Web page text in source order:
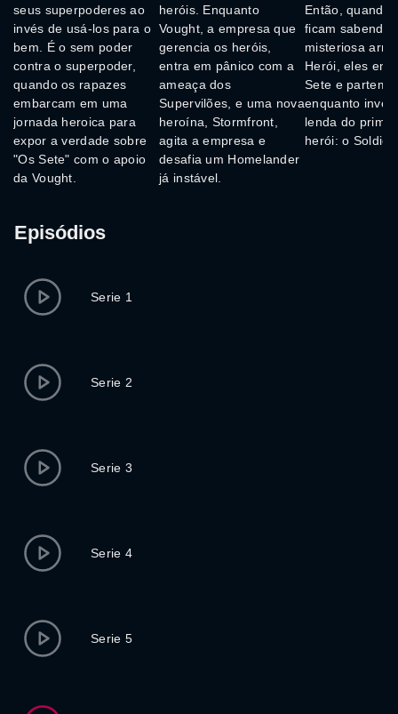
seus superpoderes ao
invés de usá-los para o
bem. É o sem poder
contra o superpoder,
quando os rapazes
embarcam em uma
jornada heroica para
expor a verdade sobre
"Os Sete" com o apoio
da Vought.
heróis. Enquanto
Vought, a empresa que
gerencia os heróis,
entra em pânico com a
ameaça dos
Supervilões, e uma nova
heroína, Stormfront,
agita a empresa e
desafia um Homelander
já instável.
Então, quando
ficam sabendo
misteriosa
Herói, eles
Sete e partem
enquanto
lenda do
herói: o Soldier
Episódios
Serie 1
Serie 2
Serie 3
Serie 4
Serie 5